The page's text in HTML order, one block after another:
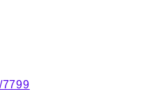
7799